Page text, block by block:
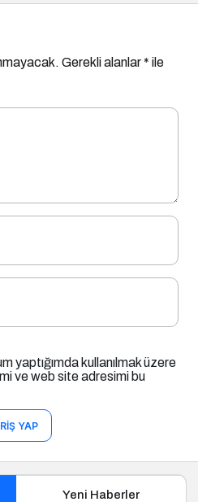
Gerekli alanlar* ile
yaptığımda kullanılmak üzere
ve web site adresimi bu
YAP
Yeni Haberler